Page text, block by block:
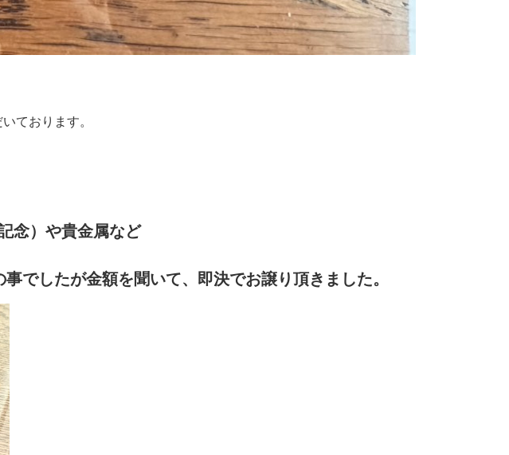
ております。
念）や貴金属など
でしたが金額を聞いて、即決でお譲り頂きました。